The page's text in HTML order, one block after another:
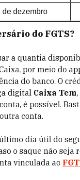
de dezembro
do FGTS?
a quantia
por meio do
do banco. O
digital Caixa Tem
é possível.
conta.
dia útil do
o saque não seja
vinculada ao